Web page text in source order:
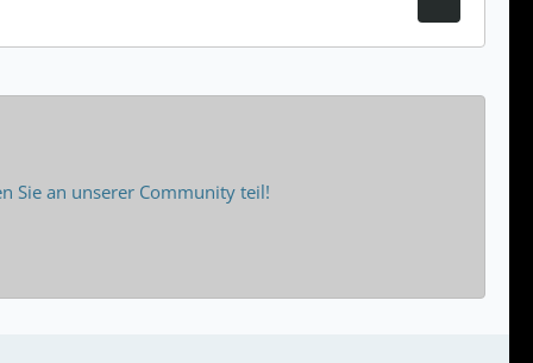
Sie an unserer Community teil!